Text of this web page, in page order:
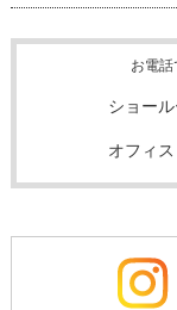
お電
ショール
オフィ